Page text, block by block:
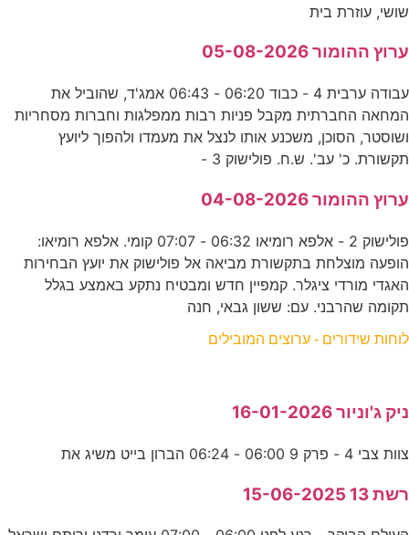
שושי, עוזרת בית
ערוץ ההומור 05-08-2026
עבודה ערבית 4 - כבוד 06:20 - 06:43 אמג'ד, שהוביל את
המחאה החברתית מקבל פניות רבות ממפלגות וחברות מסחריות
ושוסטר, הסוכן, משכנע אותו לנצל את מעמדו ולהפוך ליועץ
תקשורת. כ' עב'. ש.ח. פולישוק 3 -
ערוץ ההומור 04-08-2026
פולישוק 2 - אלפא רומיאו 06:32 - 07:07 קומי. אלפא רומיאו:
הופעה מוצלחת בתקשורת מביאה אל פולישוק את יועץ הבחירות
האגדי מורדי ציגלר. קמפיין חדש ומבטיח נתקע באמצע בגלל
תקומה שהרבני. עם: ששון גבאי, חנה
לוחות שידורים - ערוצים המובילים
ניק ג'וניור 16-01-2026
צוות צבי 4 - פרק 9 06:00 - 06:24 הברון בייט משיג את
רשת 13 15-06-2025